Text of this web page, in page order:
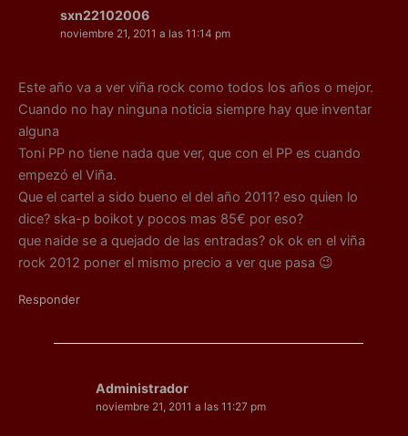
sxn22102006
noviembre 21, 2011 a las 11:14 pm
Este año va a ver viña rock como todos los años o mejor.
Cuando no hay ninguna noticia siempre hay que inventar
alguna
Toni PP no tiene nada que ver, que con el PP es cuando
empezó el Viña.
Que el cartel a sido bueno el del año 2011? eso quien lo
dice? ska-p boikot y pocos mas 85€ por eso?
que naide se a quejado de las entradas? ok ok en el viña
rock 2012 poner el mismo precio a ver que pasa 😉
Responder
Administrador
noviembre 21, 2011 a las 11:27 pm